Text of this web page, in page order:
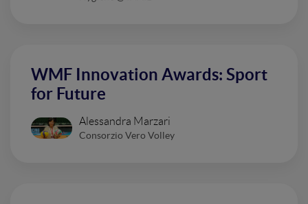
WMF Innovation Awards: Sport
for Future
Alessandra Marzari
Consorzio Vero Volley